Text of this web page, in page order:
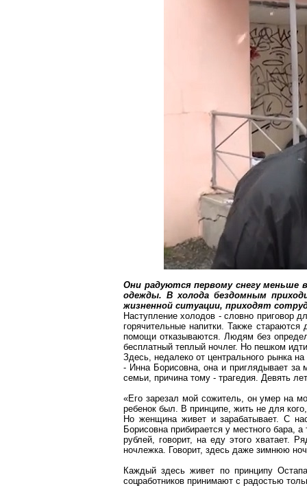
Они радуются первому снегу меньше
одежды. В холода бездомным
жизненной ситуации, приходят
Наступление холодов - словно приговор
горячительные напитки. Также
помощи отказываются. Людям без
бесплатный теплый ночлег. Но пешком
Здесь, недалеко от центрального рынка
- Инна Борисовна, она и приглядываетза
семьи, причина тому - трагедия. Девять
«Его зарезал мой сожитель, он умер на
ребенок был. В принципе, жить не для
Но женщина живет и зарабатывает. С
Борисовна прибирается у местного бара,
рублей, говорит, на еду этого хватает.
ночлежка. Говорит, здесь даже зимнюю
Каждый здесь живет по принципу
соцработников принимают с радостью